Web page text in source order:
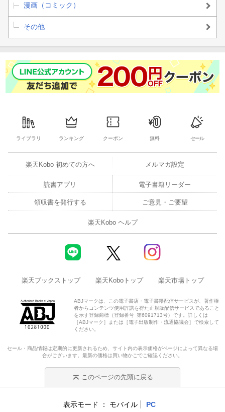
漫画（コミック）
その他
ライブラリ ランキング クーポン 無料 セール
楽天Kobo 初めての方へ メルマガ設定
読書アプリ 電子書籍リーダー
領収書を発行する ご意見・ご要望
楽天Kobo ヘルプ
楽天ブックストップ 楽天Koboトップ 楽天市場トップ
ABJマークは、この電子書店・電子書籍配信サービスが、著作権
者からコンテンツ使用許諾を得た正規版配信サービスであること
を示す登録商標（登録番号 第6091713号）です。詳しくは
［ABJマーク］または［電子出版制作・流通協議会］で検索して
ください。
セール・商品情報は定期的に更新されるため、サイト内の表示価格がページによって異なる場
合がございます。最新の価格は買い物かごでご確認ください。
このページの先頭に戻る
表示モード モバイル PC